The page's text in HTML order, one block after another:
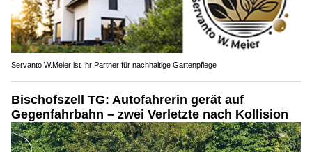
Servanto W.Meier ist Ihr Partner für nachhaltige Gartenpflege
Bischofszell TG: Autofahrerin gerät auf
Gegenfahrbahn – zwei Verletzte nach Kollision